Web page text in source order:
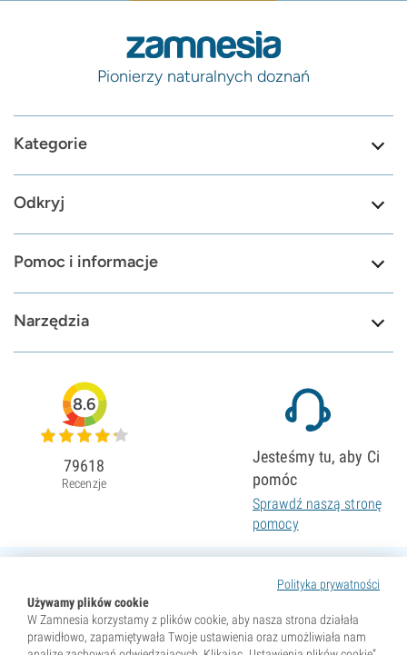
Pionierzy naturalnych doznań
Kategorie
Odkryj
Pomoc i informacje
Narzędzia
Polityka prywatności
Używamy plików cookie
W Zamnesia korzystamy z plików cookie, aby nasza strona działała
prawidłowo, zapamiętywała Twoje ustawienia oraz umożliwiała nam
8.6
79618
Recenzje
Jesteśmy tu, aby Ci
pomóc
Sprawdź naszą stronę
pomocy